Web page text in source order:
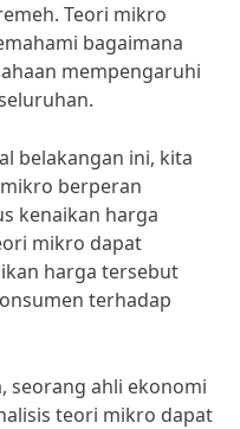
Teori mikro
bagaimana
mempengaruhi
belakangan ini, kita
berperan
kenaikan harga
mikro dapat
harga tersebut
terhadap
seorang ahli ekonomi
teori mikro dapat